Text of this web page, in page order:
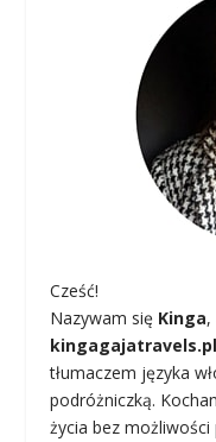
Cześć!
Nazywam się Kinga
kingagajatravels.pl
tłumaczem języka
podróżniczką.
życia bez